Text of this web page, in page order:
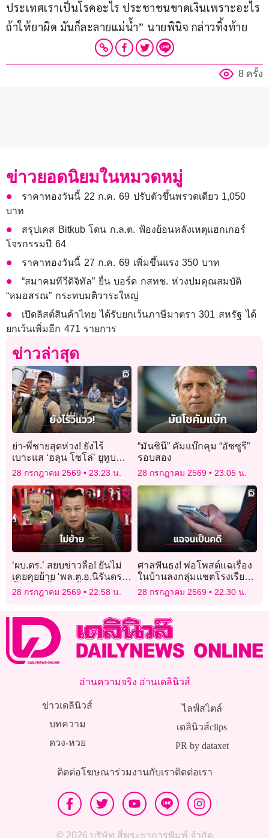
ประเทศเราเป็นโรคอะไร ประชาชนขาดเงินเพราะอะไร
ถ้าให้ยาผิด มันก็ละลายแม่น้ำ” นายพินิจ กล่าวทิ้งท้าย
8 ครั้ง
ข่าวยอดนิยมในหมวดหมู่
ราคาทองวันนี้ 22 ก.ค. 69 ปรับตัวขึ้นพรวดเดียว 1,050
บาท
สรุปเคส Bitkub โดน ก.ล.ต. ฟ้องย้อนหลังเหตุแฮกเกอร์
โจรกรรมปี 64
ราคาทองวันนี้ 27 ก.ค. 69 เพิ่มขึ้นแรง 350 บาท
“สมาคมทีวีดิจิทัล” ยื่น บอร์ด กสทช. ห่วงปมคุณสมบัติ
“หมอสรณ” กระทบมติวาระใหญ่
เปิดลิสต์สินค้าไทย ได้รับยกเว้นภาษีมาตรา 301 สหรัฐ ได้
ยกเว้นเพิ่มอีก 471 รายการ
ข่าวล่าสุด
ย่า-พี่ชายสุดห่วง! ยังไร้
เบาะแส ‘ฮลุน โซโล่’ ยูทูบ
เบอร์ชื่อดังหายตัวปริศนา
จอร์เจีย
28 กรกฎาคม 2569 23:23 น.
“มันชินี” คัมแบ๊กคุม “อัซซูรี”
รอบสอง
28 กรกฎาคม 2569 23:05 น.
‘ผบ.ตร.’ สยบข่าวลือ! ยันไม่
เคยคุยย้าย ‘พล.ต.อ.นิรันดร’
จี้ตำรวจตั้งหน้าตั้งตาทำงาน
28 กรกฎาคม 2569 22:58 น.
ศาลฟันธง! พ่อโพสต์แฉเรื่อง
ในบ้านลงกลุ่มแชตโรงเรียน
ลูก เข้าข่ายการใช้ความ
รุนแรง
28 กรกฎาคม 2569 22:30 น.
อ่านความจริง อ่านเดลินิวส์
ข่าวเดลินิวส์
บทความ
ดวง-หวย
ไลฟ์สไตล์
เดลินิวส์clips
PR by dataxet
ติดต่อโฆษณาร่วมงานกับเราติดต่อเรา
© 2026 บริษัท สี่พระยาการพิมพ์ จำกัด